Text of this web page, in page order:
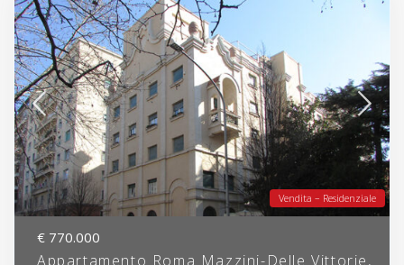
Vendita – Residenziale
€ 770.000
Appartamento Roma Mazzini-Delle Vittorie,